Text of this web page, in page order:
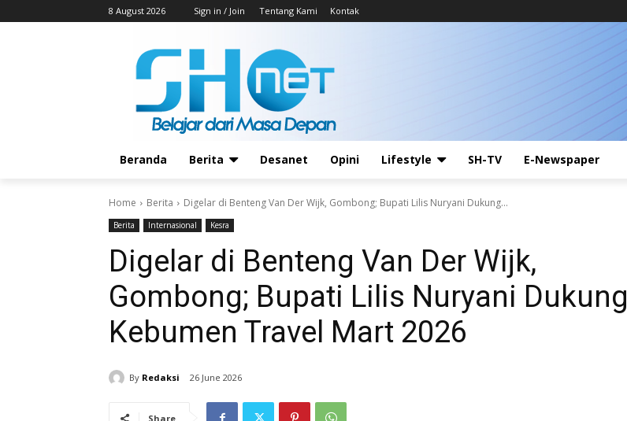
8 August 2026 Sign in / Join Tentang Kami Kontak
Beranda Berita Desanet Opini Lifestyle SH-TV E-Newspaper
Home Berita Digelar di Benteng Van Der Wijk, Gombong; Bupati Lilis Nuryani Dukung...
Berita Internasional Kesra
Digelar di Benteng Van Der Wijk,
Gombong; Bupati Lilis Nuryani Dukung
Kebumen Travel Mart 2026
By Redaksi 26 June 2026
Share